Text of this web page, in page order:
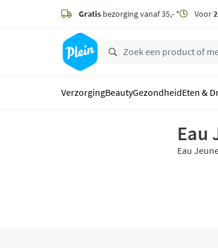
zoeken
hoofdinhoud
Gratis bezorging vanaf 35,- * Voor
VerzorgingBeautyGezondheidEten &
Eau
Eau